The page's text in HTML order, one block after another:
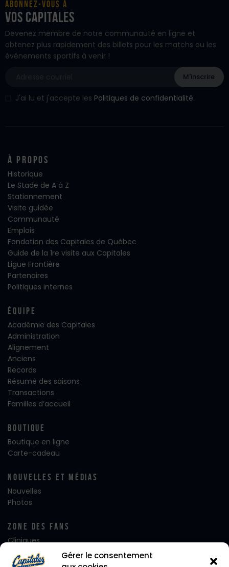
Gérer le consentement
Abonnez-vous à
vos Capitales
Devenez membre de notre communauté en ligne et
obtenez plus rapidement des billets pour les matchs ou les
événements sportifs à venir !
J'ai lu et j'accepte les Politiques de confidentialité.
À propos
Historique
Le Stade de A à Z
Stationnement
Visite guidée
Communauté
Emplois
Fondation des Capitales de Québec
Guide de la 1re visite aux Capitales
Ligue Frontière
Partenaires
Politiques internes
Équipe
Académie des Capitales
Administration
Alignement
Anciens
Records
Résumé des saisons
Transactions
Familles d’accueil
Boutique
Boutique en ligne
Carte-cadeau
Nouvelles Et Médias
Nouvelles
Photos
Zone Des Fans
Cliniques
Club FanatiQ
Fan Club Desjardins